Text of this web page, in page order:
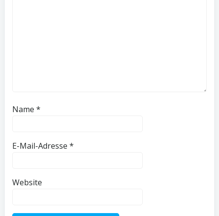
Name *
E-Mail-Adresse *
Website